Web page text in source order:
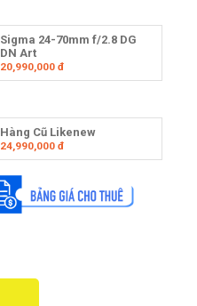
Sigma 24-70mm f/2.8 DG
DN Art
20,990,000đ
Hàng Cũ Likenew
24,990,000đ